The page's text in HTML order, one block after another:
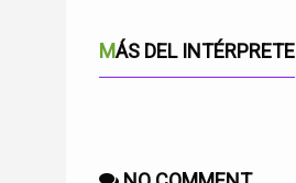
MÁS DEL INTÉRPRETE